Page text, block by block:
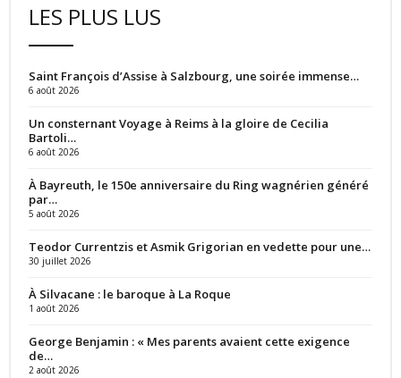
LES PLUS LUS
Saint François d’Assise à Salzbourg, une soirée immense…
6 août 2026
Un consternant Voyage à Reims à la gloire de Cecilia
Bartoli…
6 août 2026
À Bayreuth, le 150e anniversaire du Ring wagnérien généré
par…
5 août 2026
Teodor Currentzis et Asmik Grigorian en vedette pour une…
30 juillet 2026
À Silvacane : le baroque à La Roque
1 août 2026
George Benjamin : « Mes parents avaient cette exigence
de…
2 août 2026